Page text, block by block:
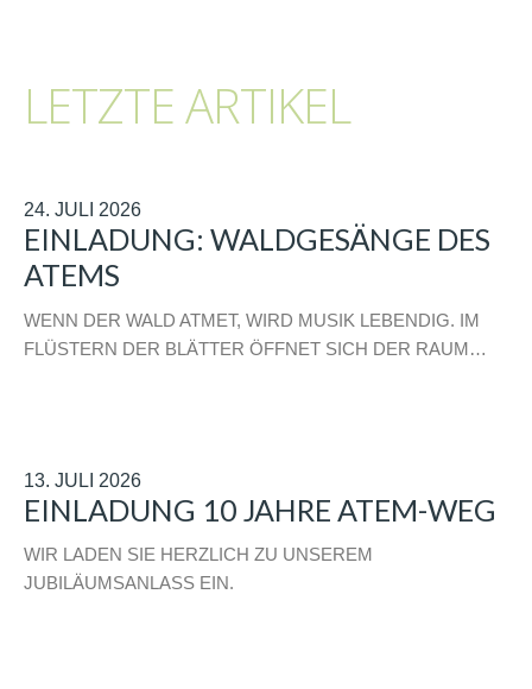
LETZTE ARTIKEL
24. JULI 2026
EINLADUNG: WALDGESÄNGE DES
ATEMS
WENN DER WALD ATMET, WIRD MUSIK LEBENDIG. IM
FLÜSTERN DER BLÄTTER ÖFFNET SICH DER RAUM…
13. JULI 2026
EINLADUNG 10 JAHRE ATEM-WEG
WIR LADEN SIE HERZLICH ZU UNSEREM
JUBILÄUMSANLASS EIN.